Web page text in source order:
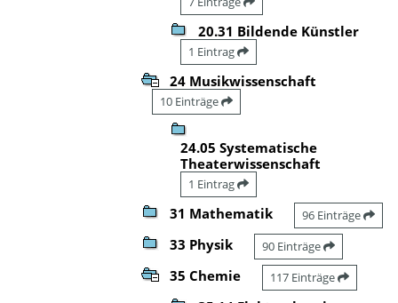
20.31 Bildende Künstler
1 Eintrag
24 Musikwissenschaft
10 Einträge
24.05 Systematische
Theaterwissenschaft
1 Eintrag
31 Mathematik 96 Einträge
33 Physik 90 Einträge
35 Chemie 117 Einträge